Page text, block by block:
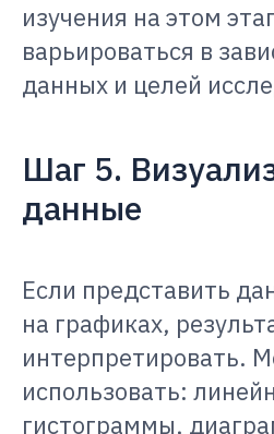
изучения на этом
варьироваться в
данных и целей
Шаг 5.
данные
Если представить
на графиках,
интерпретировать.
использовать:
гистограммы,